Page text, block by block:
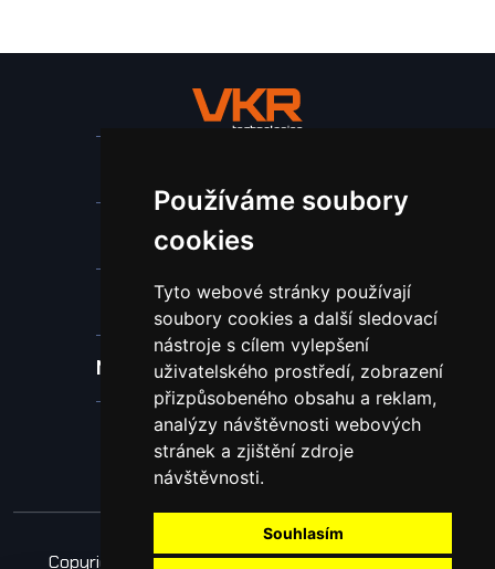
Používáme soubory
cookies
Tyto webové stránky používají
soubory cookies a další sledovací
nástroje s cílem vylepšení
uživatelského prostředí, zobrazení
přizpůsobeného obsahu a reklam,
analýzy návštěvnosti webových
stránek a zjištění zdroje
návštěvnosti.
Souhlasím
Nástroje pro ohraňovací lisy
Spotřební materiál a nástroje
Náhradní díly pro vodní paprsek
Laserové svařování
Copyright © 2026 Všechna práva vyhrazena